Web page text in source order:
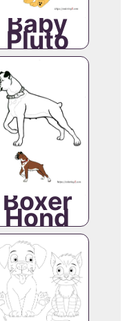
Baby
Pluto
Boxer
Hond